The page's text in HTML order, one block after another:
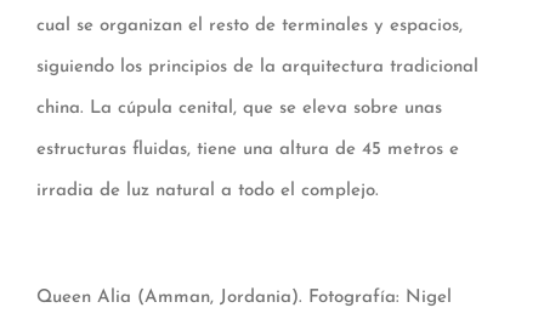
cual se organizan el resto de terminales y espacios,
siguiendo los principios de la arquitectura tradicional
china. La cúpula cenital, que se eleva sobre unas
estructuras fluidas, tiene una altura de 45 metros e
irradia de luz natural a todo el complejo.
Queen Alia (Amman, Jordania). Fotografía: Nigel